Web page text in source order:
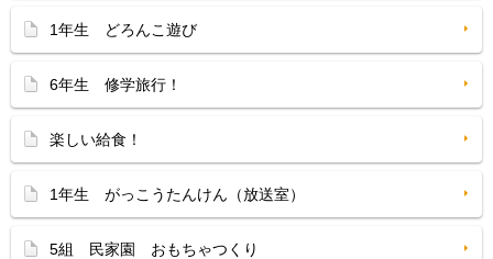
1年生 どろんこ遊び
6年生 修学旅行！
楽しい給食！
1年生 がっこうたんけん（放送室）
5組 民家園 おもちゃつくり